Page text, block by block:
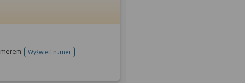
Wyświetl numertelefonu do rejestracji